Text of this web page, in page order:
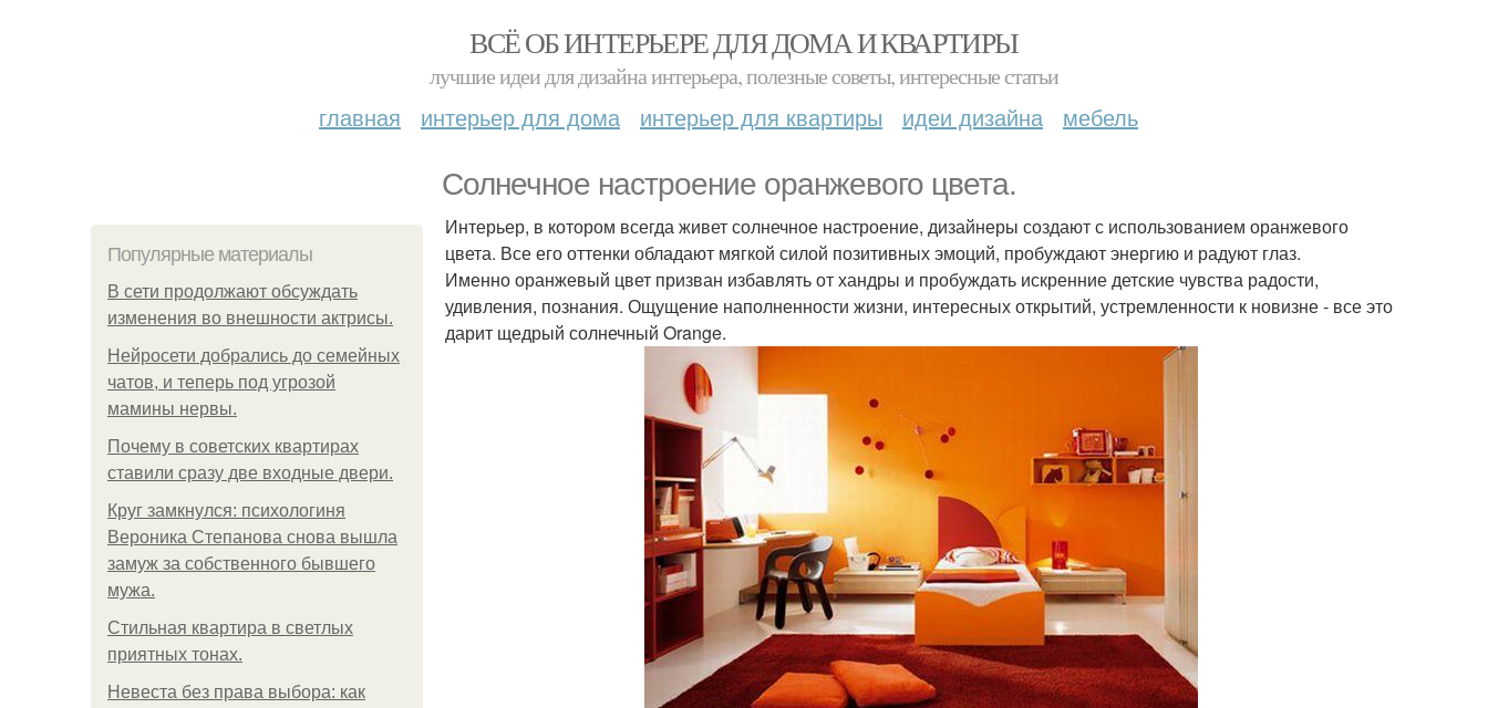
ВСЁ ОБ ИНТЕРЬЕРЕ ДЛЯ ДОМА И КВАРТИРЫ
лучшие идеи для дизайна интерьера, полезные советы, интересные статьи
главная интерьер для дома интерьер для квартиры идеи дизайна мебель
Солнечное настроение оранжевого цвета.
Популярные материалы
В сети продолжают обсуждать
изменения во внешности актрисы.
Нейросети добрались до семейных
чатов, и теперь под угрозой
мамины нервы.
Почему в советских квартирах
ставили сразу две входные двери.
Круг замкнулся: психологиня
Вероника Степанова снова вышла
замуж за собственного бывшего
мужа.
Стильная квартира в светлых
приятных тонах.
Невеста без права выбора: как
Интерьер, в котором всегда живет солнечное настроение, дизайнеры создают с использованием оранжевого
цвета. Все его оттенки обладают мягкой силой позитивных эмоций, пробуждают энергию и радуют глаз.
Именно оранжевый цвет призван избавлять от хандры и пробуждать искренние детские чувства радости,
удивления, познания. Ощущение наполненности жизни, интересных открытий, устремленности к новизне - все это
дарит щедрый солнечный Orange.